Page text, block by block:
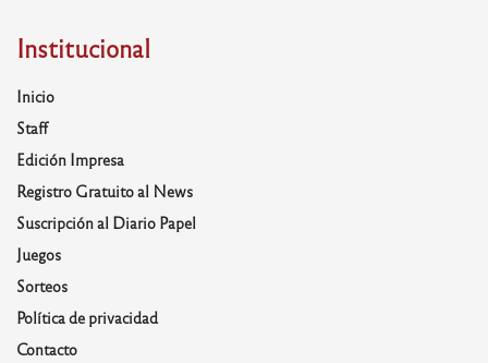
Institucional
Inicio
Staff
Edición Impresa
Registro Gratuito al News
Suscripción al Diario Papel
Juegos
Sorteos
Política de privacidad
Contacto